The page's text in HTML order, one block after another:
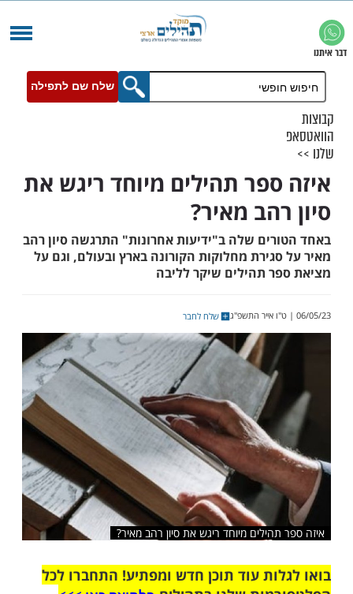
שלח שם לתפילה
תהילים מיוחד ריגש את
מאיר?
מחלוקות הקורונה בארץ ובעולם, וגם על
תהילים שיקר לליבה
שלח לחבר